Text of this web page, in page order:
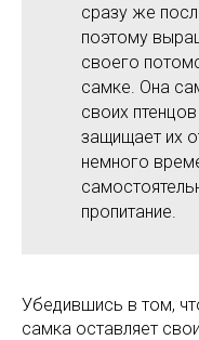
сразу же
поэтому
своего
самке. Она
своих
защищает их
немного
пропитание.
Убедившись в том,
самка оставляет